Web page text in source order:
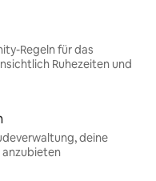
Regeln für das
Ruhezeiten und
deine